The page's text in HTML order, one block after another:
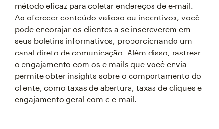
método eficaz para coletar endereços de e-mail.
Ao oferecer conteúdo valioso ou incentivos, você
pode encorajar os clientes a se inscreverem em
seus boletins informativos, proporcionando um
canal direto de comunicação. Além disso, rastrear
o engajamento com os e-mails que você envia
permite obter insights sobre o comportamento do
cliente, como taxas de abertura, taxas de cliques e
engajamento geral com o e-mail.